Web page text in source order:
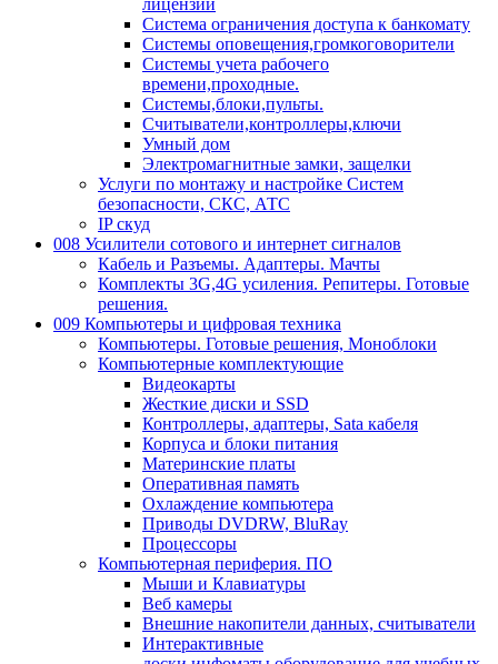
Система ограничения доступа к банкомату
Системы оповещения,громкоговорители
Системы учета рабочего
времени,проходные.
Системы,блоки,пульты.
Считыватели,контроллеры,ключи
Умный дом
Электромагнитные замки, защелки
Услуги по монтажу и настройке Систем
безопасности, СКС, АТС
IP скуд
008 Усилители сотового и интернет сигналов
Кабель и Разъемы. Адаптеры. Мачты
Комплекты 3G,4G усиления. Репитеры. Готовые
решения.
009 Компьютеры и цифровая техника
Компьютеры. Готовые решения, Моноблоки
Компьютерные комплектующие
Видеокарты
Жесткие диски и SSD
Контроллеры, адаптеры, Sata кабеля
Корпуса и блоки питания
Материнские платы
Оперативная память
Охлаждение компьютера
Приводы DVDRW, BluRay
Процессоры
Компьютерная периферия. ПО
Мыши и Клавиатуры
Веб камеры
Внешние накопители данных, считыватели
Интерактивные